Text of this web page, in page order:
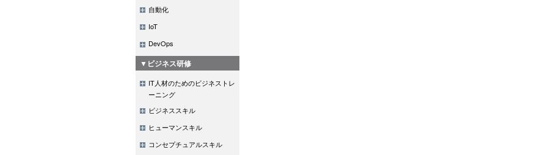
自動化
IoT
DevOps
▼ビジネス研修
IT人材のためのビジネストレ
ーニング
ビジネススキル
ヒューマンスキル
コンセプチュアルスキル